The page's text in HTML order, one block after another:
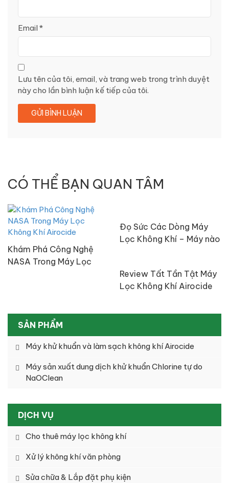
Email*
Lưu tên của tôi, email, và trang web trong trình duyệt
này cho lần bình luận kế tiếp của tôi.
CÓ THỂ BẠN QUAN TÂM
Khám Phá Công Nghệ
NASA Trong Máy Lọc
Đọ Sức Các Dòng Máy
Lọc Không Khí – Máy nào
Review Tất Tần Tật Máy
Lọc Không Khí Airocide
SẢN PHẨM
Máy khử khuẩn và làm sạch không khí Airocide
Máy sản xuất dung dịch khử khuẩn Chlorine tự do
NaOClean
DỊCH VỤ
Cho thuê máy lọc không khí
Xử lý không khí văn phòng
Sửa chữa & Lắp đặt phụ kiện